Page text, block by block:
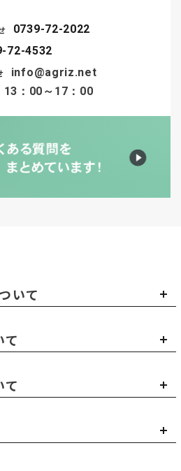
0739-72-2022
info@agriz.net
13：00～17：00
72-4532
いて
て
て